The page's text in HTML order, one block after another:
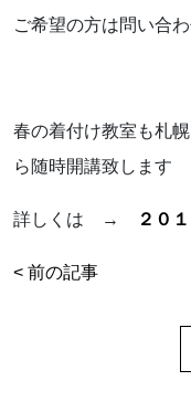
ご希望の方は問い合
春の着付け教室も札
ら随時開講致しま
詳しくは → ２０
< 前の記事